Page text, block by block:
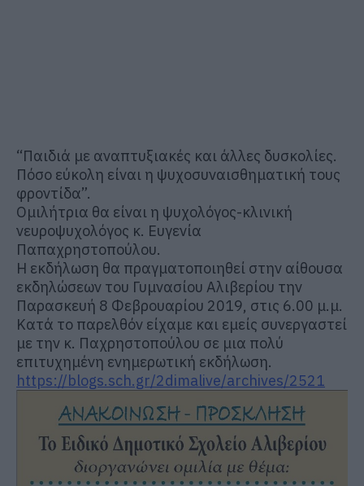
“Παιδιά με αναπτυξιακές και άλλες δυσκολίες.
Πόσο εύκολη είναι η ψυχοσυναισθηματική τους
φροντίδα”.
Ομιλήτρια θα είναι η ψυχολόγος-κλινική
νευροψυχολόγος κ. Ευγενία
Παπαχρηστοπούλου.
Η εκδήλωση θα πραγματοποιηθεί στην αίθουσα
εκδηλώσεων του Γυμνασίου Αλιβερίου την
Παρασκευή 8 Φεβρουαρίου 2019, στις 6.00 μ.μ.
Κατά το παρελθόν είχαμε και εμείς συνεργαστεί
με την κ. Παχρηστοπούλου σε μια πολύ
επιτυχημένη ενημερωτική εκδήλωση.
https://blogs.sch.gr/2dimalive/archives/2521